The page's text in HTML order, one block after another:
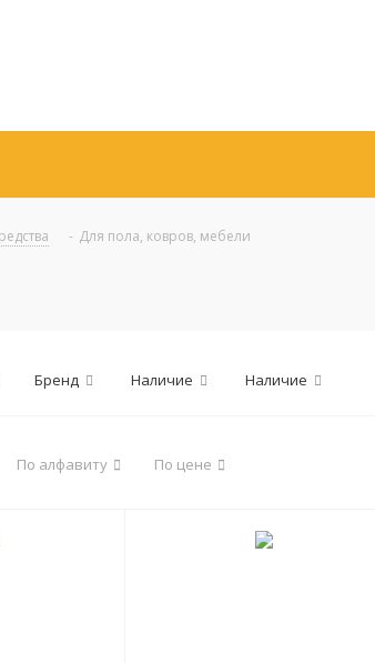
- Для пола, ковров, мебели
Бренд Наличие Наличие
По алфавиту По цене